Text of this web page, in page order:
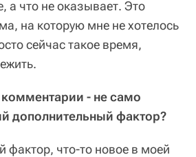
а что не оказывает. Это
на которую мне не хотелось
сейчас такое время,
комментарии - не само
дополнительный фактор?
фактор, что-то новое в моей